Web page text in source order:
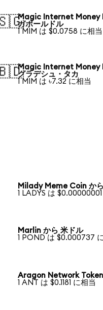
Magic Internet Money
ガポールドル
1 MIM は $0.0758 に相当
Magic Internet Money
グラデシュ・タカ
1 MIM は ৳7.32 に相当
Milady Meme Coin か
1 LADYS は
Marlin から 米ドル
1 POND は $0.000737
Aragon Network Token
1 ANT は $0.1181 に相当